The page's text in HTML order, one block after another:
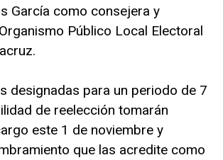
García como consejera y
Público Local Electoral
designadas para un periodo de 7
de reelección tomarán
este 1 de noviembre y
que las acredite como